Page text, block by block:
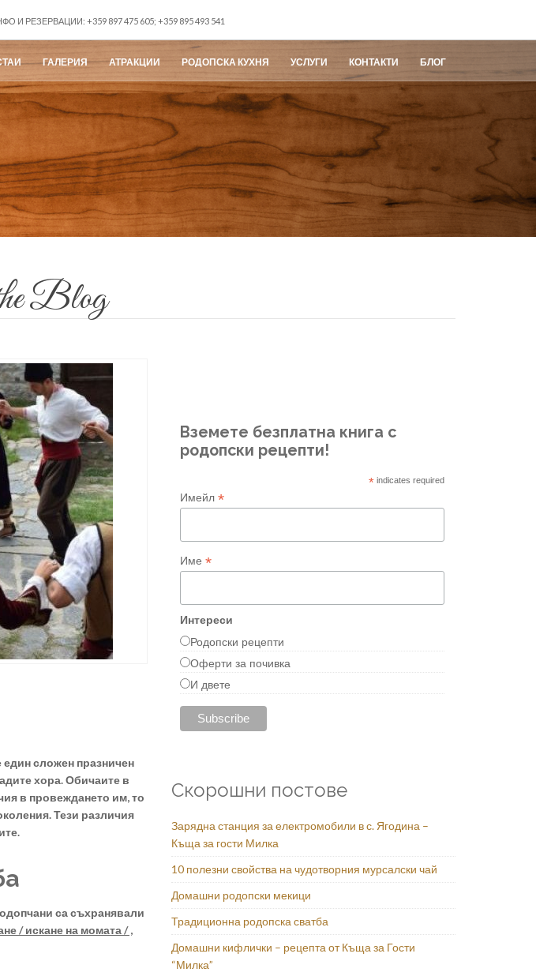
И РЕЗЕРВАЦИИ: +359 897 475 605; +359 895 493 541
ГАЛЕРИЯ АТРАКЦИИ РОДОПСКА КУХНЯ УСЛУГИ КОНТАКТИ БЛОГ
Blog
сложен празничен
хора. Обичаите в
в провеждането им, то
Тези различия
са съхранявали
/ искане на момата / ,
Вземете безплатна книга с
родопски рецепти!
* indicates required
Имейл *
Име *
Интереси
Родопски рецепти
Оферти за почивка
И двете
Скорошни постове
Зарядна станция за електромобили в с. Ягодина –
Къща за гости Милка
10 полезни свойства на чудотворния мурсалски чай
Домашни родопски мекици
Традиционна родопска сватба
Домашни кифлички – рецепта от Къща за Гости
“Милка”